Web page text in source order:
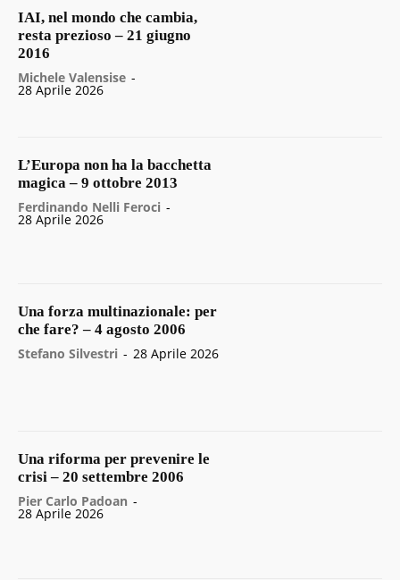
IAI, nel mondo che cambia,
resta prezioso – 21 giugno
2016
Michele Valensise -
28 Aprile 2026
L’Europa non ha la bacchetta
magica – 9 ottobre 2013
Ferdinando Nelli Feroci -
28 Aprile 2026
Una forza multinazionale: per
che fare? – 4 agosto 2006
Stefano Silvestri - 28 Aprile 2026
Una riforma per prevenire le
crisi – 20 settembre 2006
Pier Carlo Padoan -
28 Aprile 2026